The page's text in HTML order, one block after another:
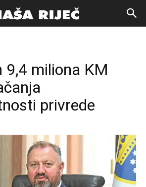
9,4 miliona KM
privrede